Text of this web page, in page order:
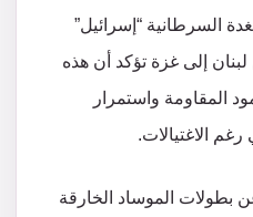
السرطانية “إسرائيل”
لبنان إلى غزة تؤكد أن هذه
المقاومة واستمرار
الاغتيالات.
بطولات الموساد الخارقة